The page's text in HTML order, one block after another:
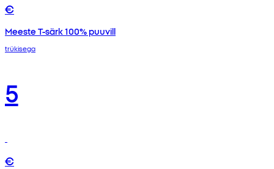
€
Meeste T-särk 100% puuvill
trükisega
5
€